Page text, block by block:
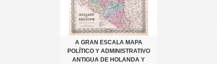
A GRAN ESCALA MAPA
POLÍTICO Y ADMINISTRATIVO
ANTIGUA DE HOLANDA Y